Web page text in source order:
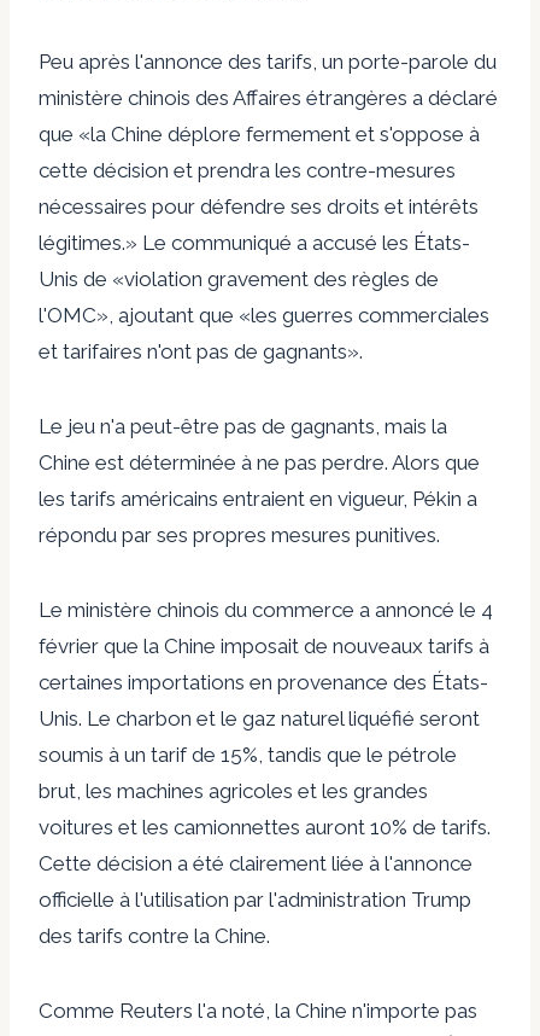
Peu après l'annonce des tarifs, un porte-parole du
ministère chinois des Affaires étrangères a déclaré
que «la Chine déplore fermement et s'oppose à
cette décision et prendra les contre-mesures
nécessaires pour défendre ses droits et intérêts
légitimes.» Le communiqué a accusé les États-
Unis de «violation gravement des règles de
l'OMC», ajoutant que «les guerres commerciales
et tarifaires n'ont pas de gagnants».
Le jeu n'a peut-être pas de gagnants, mais la
Chine est déterminée à ne pas perdre. Alors que
les tarifs américains entraient en vigueur, Pékin a
répondu par ses propres mesures punitives.
Le ministère chinois du commerce a annoncé le 4
février que la Chine imposait de nouveaux tarifs à
certaines importations en provenance des États-
Unis. Le charbon et le gaz naturel liquéfié seront
soumis à un tarif de 15%, tandis que le pétrole
brut, les machines agricoles et les grandes
voitures et les camionnettes auront 10% de tarifs.
Cette décision a été clairement liée à l'annonce
officielle à l'utilisation par l'administration Trump
des tarifs contre la Chine.
Comme Reuters l'a noté, la Chine n'importe pas